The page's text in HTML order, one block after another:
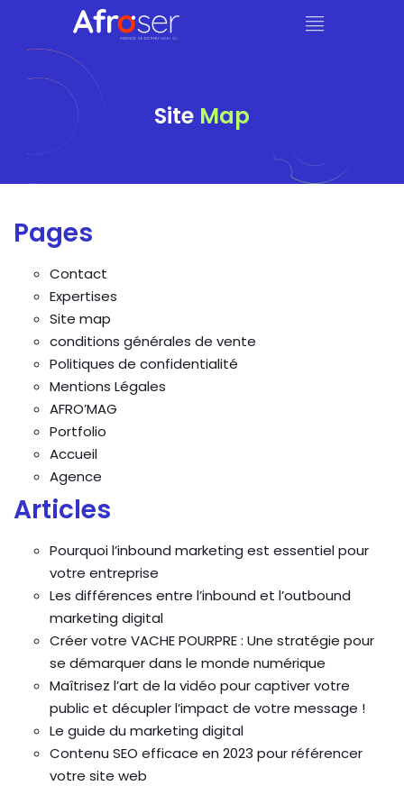
Site Map
Pages
Contact
Expertises
Site map
conditions générales de vente
Politiques de confidentialité
Mentions Légales
AFRO’MAG
Portfolio
Accueil
Agence
Articles
Pourquoi l’inbound marketing est essentiel pour
votre entreprise
Les différences entre l’inbound et l’outbound
marketing digital
Créer votre VACHE POURPRE : Une stratégie pour
se démarquer dans le monde numérique
Maîtrisez l’art de la vidéo pour captiver votre
public et décupler l’impact de votre message !
Le guide du marketing digital
Contenu SEO efficace en 2023 pour référencer
votre site web